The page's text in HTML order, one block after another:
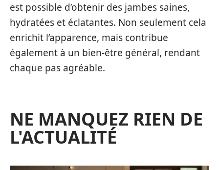
est possible d’obtenir des jambes saines,
hydratées et éclatantes. Non seulement cela
enrichit l’apparence, mais contribue
également à un bien-être général, rendant
chaque pas agréable.
NE MANQUEZ RIEN DE
L'ACTUALITÉ